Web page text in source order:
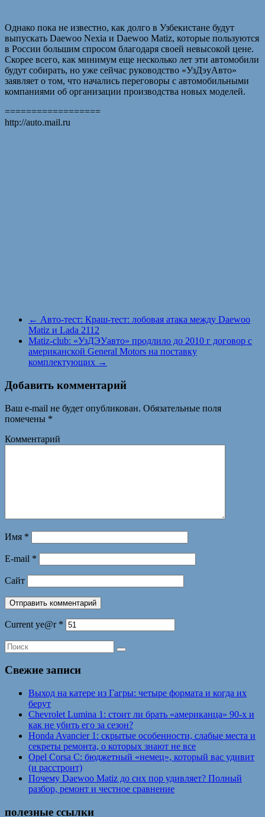
Однако пока не известно, как долго в Узбекистане будут
выпускать Daewoo Nexia и Daewoo Matiz, которые пользуются
в России большим спросом благодаря своей невысокой цене.
Скорее всего, как минимум еще несколько лет эти автомобили
будут собирать, но уже сейчас руководство «УзДэуАвто»
заявляет о том, что начались переговоры с автомобильными
компаниями об организации производства новых моделей.
==================
http://auto.mail.ru
← Авто-тест: Краш-тест: лобовая атака между Daewoo
Matiz и Lada 2112
Matiz-club: «УзДЭУавто» продлило до 2010 г договор с
американской General Motors на поставку
комплектующих →
Добавить комментарий
Ваш e-mail не будет опубликован. Обязательные поля
помечены *
Комментарий
Имя *
E-mail *
Сайт
Current ye@r *
Свежие записи
Выход на катере из Гагры: четыре формата и когда их
берут
Chevrolet Lumina 1: стоит ли брать «американца» 90-х и
как не убить его за сезон?
Honda Avancier 1: скрытые особенности, слабые места и
секреты ремонта, о которых знают не все
Opel Corsa C: бюджетный «немец», который вас удивит
(и расстроит)
Почему Daewoo Matiz до сих пор удивляет? Полный
разбор, ремонт и честное сравнение
полезные ссылки